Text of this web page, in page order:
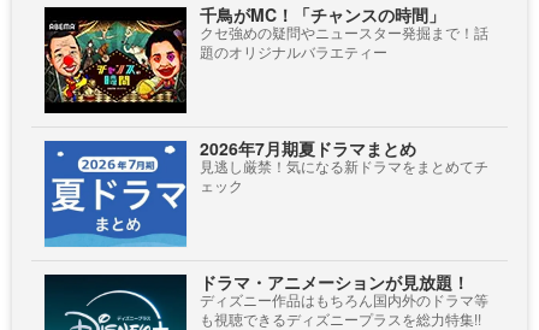
千鳥がMC！「チャンスの時間」
クセ強めの疑問やニュースター発掘まで！話
題のオリジナルバラエティー
2026年7月期夏ドラマまとめ
見逃し厳禁！気になる新ドラマをまとめてチ
ェック
ドラマ・アニメーションが見放題！
ディズニー作品はもちろん国内外のドラマ等
も視聴できるディズニープラスを総力特集!!